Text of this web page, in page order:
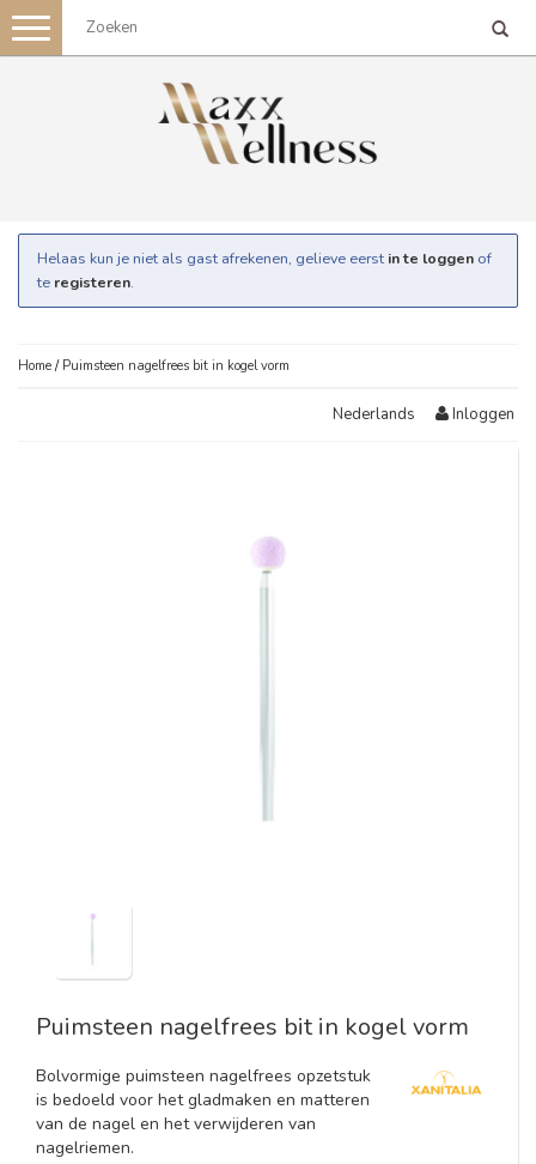
Toggle
navigation
Helaas kun je niet als gast afrekenen, gelieve eerst in te loggen of
te registeren.
Home / Puimsteen nagelfrees bit in kogel vorm
Nederlands Inloggen
Puimsteen nagelfrees bit in kogel vorm
Bolvormige puimsteen nagelfrees opzetstuk
is bedoeld voor het gladmaken en matteren
van de nagel en het verwijderen van
nagelriemen.